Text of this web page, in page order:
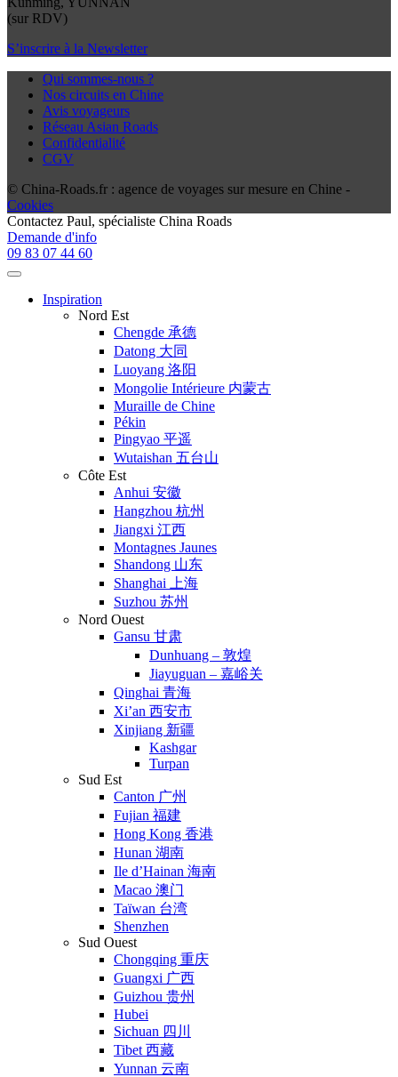
(sur RDV)
S’inscrire à la Newsletter
Qui sommes-nous ?
Nos circuits en Chine
Avis voyageurs
Réseau Asian Roads
Confidentialité
CGV
© China-Roads.fr : agence de voyages sur mesure en Chine -
Cookies
Contactez Paul, spécialiste China Roads
Demande d'info
09 83 07 44 60
Inspiration
Nord Est
Chengde 承德
Datong 大同
Luoyang 洛阳
Mongolie Intérieure 内蒙古
Muraille de Chine
Pékin
Pingyao 平遥
Wutaishan 五台山
Côte Est
Anhui 安徽
Hangzhou 杭州
Jiangxi 江西
Montagnes Jaunes
Shandong 山东
Shanghai 上海
Suzhou 苏州
Nord Ouest
Gansu 甘肃
Dunhuang – 敦煌
Jiayuguan – 嘉峪关
Qinghai 青海
Xi’an 西安市
Xinjiang 新疆
Kashgar
Turpan
Sud Est
Canton 广州
Fujian 福建
Hong Kong 香港
Hunan 湖南
Ile d’Hainan 海南
Macao 澳门
Taïwan 台湾
Shenzhen
Sud Ouest
Chongqing 重庆
Guangxi 广西
Guizhou 贵州
Hubei
Sichuan 四川
Tibet 西藏
Yunnan 云南